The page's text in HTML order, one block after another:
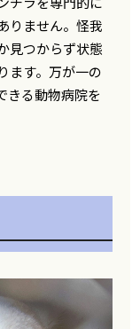
りません。怪我
見つからず状態
ます。万が一の
きる動物病院を